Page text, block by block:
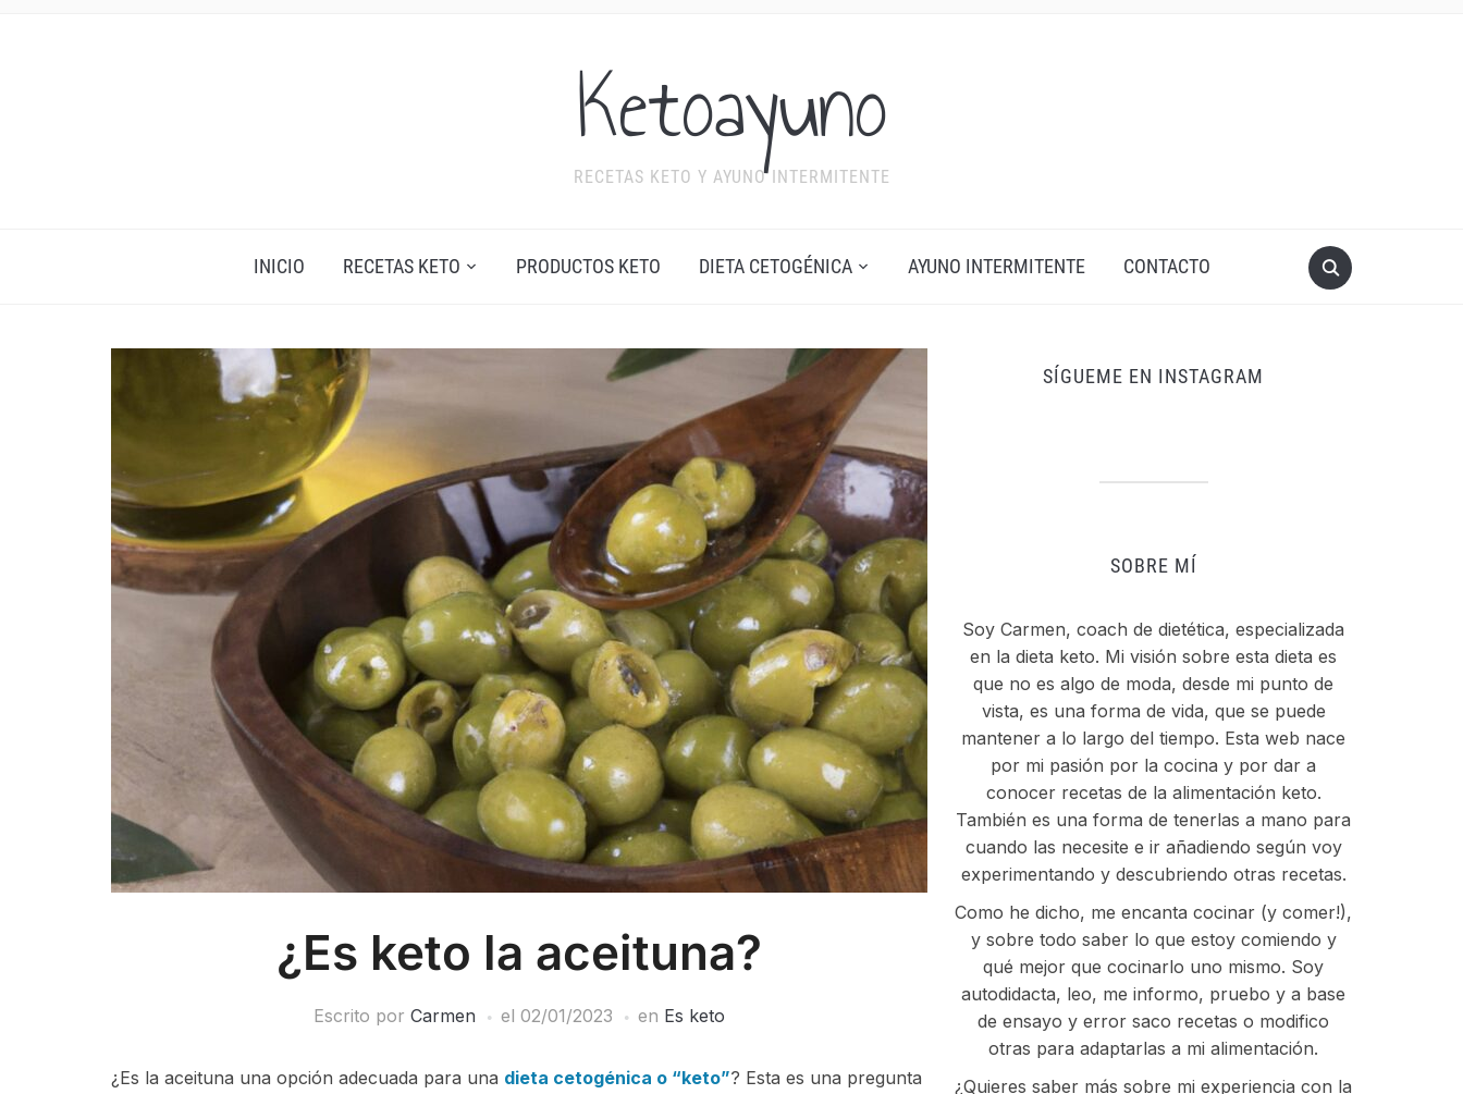
Ketoayuno
RECETAS KETO Y AYUNO INTERMITENTE
INICIO RECETAS KETO PRODUCTOS KETO DIETA CETOGÉNICA AYUNO INTERMITENTE CONTACTO
¿Es keto la aceituna?
Escrito por Carmen el 02/01/2023 en Es keto
¿Es la aceituna una opción adecuada para una dieta cetogénica o “keto”? Esta es una pregunta
SÍGUEME EN INSTAGRAM
SOBRE MÍ
Soy Carmen, coach de dietética, especializada
en la dieta keto. Mi visión sobre esta dieta es
que no es algo de moda, desde mi punto de
vista, es una forma de vida, que se puede
mantener a lo largo del tiempo. Esta web nace
por mi pasión por la cocina y por dar a
conocer recetas de la alimentación keto.
También es una forma de tenerlas a mano para
cuando las necesite e ir añadiendo según voy
experimentando y descubriendo otras recetas.
Como he dicho, me encanta cocinar (y comer!),
y sobre todo saber lo que estoy comiendo y
qué mejor que cocinarlo uno mismo. Soy
autodidacta, leo, me informo, pruebo y a base
de ensayo y error saco recetas o modifico
otras para adaptarlas a mi alimentación.
¿Quieres saber más sobre mi experiencia con la